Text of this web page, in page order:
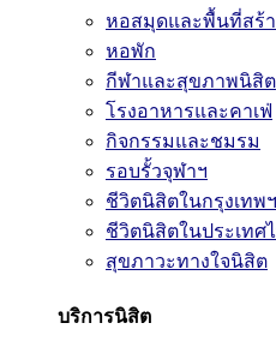
หอสมุดและพื้นที่สร้
หอพัก
กีฬาและสุขภาพนิสิต
โรงอาหารและคาเฟ่
กิจกรรมและชมรม
รอบรั้วจุฬาฯ
ชีวิตนิสิตในกรุงเทพฯ
ชีวิตนิสิตในประเทศ
สุขภาวะทางใจนิสิต
บริการนิสิต